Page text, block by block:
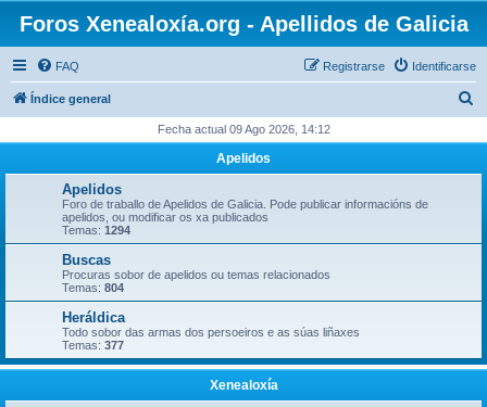
Foros Xenealoxía.org - Apellidos de Galicia
FAQ Identificarse
Registrarse
Índice general
c
Fecha actual 09 Ago 2026, 14:12
Apelidos
Apelidos
Foro de traballo de Apelidos de Galicia. Pode publicar informacións de
apelidos, ou modificar os xa publicados
Temas: 1294
Buscas
Procuras sobor de apelidos ou temas relacionados
Temas: 804
Heráldica
Todo sobor das armas dos persoeiros e as súas liñaxes
Temas: 377
Xenealoxía